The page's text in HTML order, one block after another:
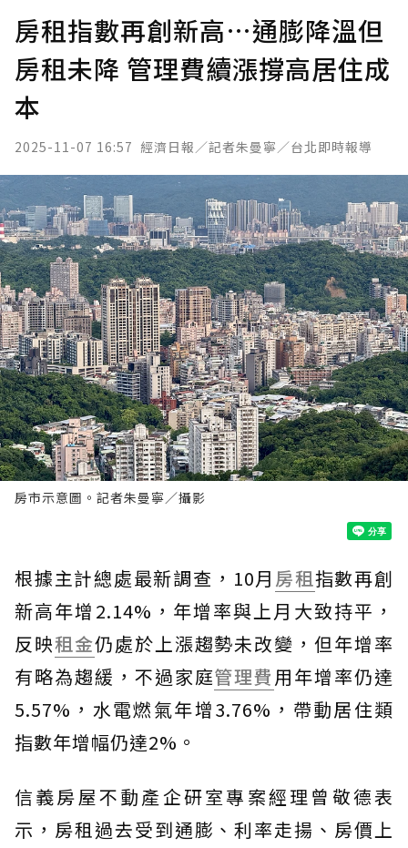
房租指數再創新高…通膨降溫但
房租未降 管理費續漲撐高居住成
本
2025-11-07 16:57 經濟日報／記者朱曼寧／台北即時報導
房市示意圖。記者朱曼寧／攝影
根據主計總處最新調查，10月 房租指數再創
新高年增2.14%，年增率與上月大致持平，
反映租金仍處於上漲趨勢未改變，但年增率
有略為趨緩，不過家庭管理費用年增率仍達
5.57%，水電燃氣年增3.76%，帶動居住類
指數年增幅仍達2%。
信義房屋不動產企研室專案經理曾敬德表
示，房租過去受到通膨、利率走揚、房價上